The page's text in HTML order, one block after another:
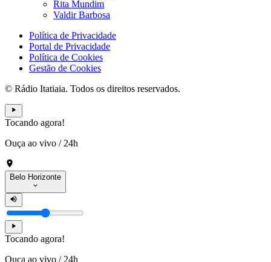
Rita Mundim
Valdir Barbosa
Política de Privacidade
Portal de Privacidade
Política de Cookies
Gestão de Cookies
© Rádio Itatiaia. Todos os direitos reservados.
Tocando agora!
Ouça ao vivo / 24h
Belo Horizonte
Tocando agora!
Ouça ao vivo / 24h